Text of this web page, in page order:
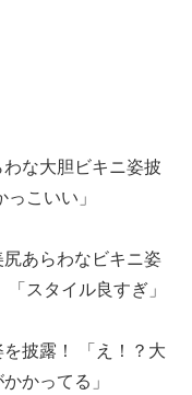
な大胆ビキニ姿披
こいい」
尻あらわなビキニ姿
スタイル良すぎ」
披露！ 「え！？大
かってる」